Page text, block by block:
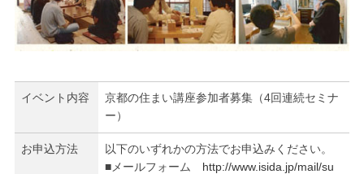
イベント内容
京都の住まい講座参加者募集（4回連続セミナ
ー）
お申込方法
以下のいずれかの方法でお申込みください。
■メールフォーム http://www.isida.jp/mail/su